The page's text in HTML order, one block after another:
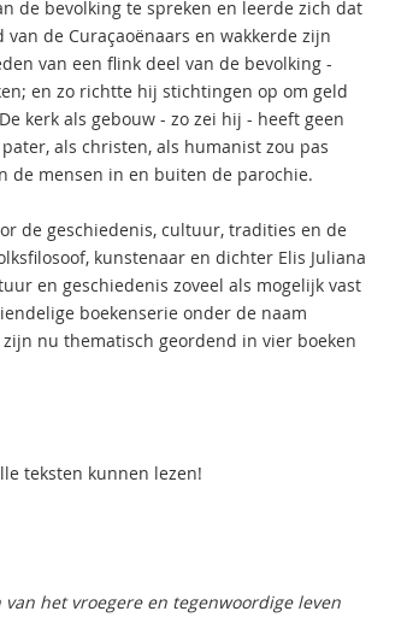
de bevolking te spreken en leerde zich dat
de Curaçaoënaars en wakkerde zijn
van een flink deel van de bevolking -
en zo richtte hij stichtingen op om geld
kerk als gebouw - zo zei hij - heeft geen
als christen, als humanist zou pas
de mensen in en buiten de parochie.
de geschiedenis, cultuur, tradities en de
kunstenaar en dichter Elis Juliana
en geschiedenis zoveel als mogelijk vast
boekenserie onder de naam
nu thematisch geordend in vier boeken
teksten kunnen lezen!
het vroegere en tegenwoordige leven